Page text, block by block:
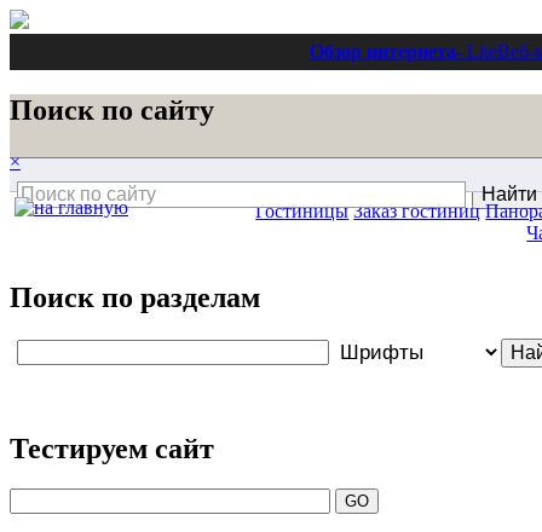
Обзор интернета- LiteВеб-
Поиск по сайту
×
Поиск по разделам
Тестируем сайт
Гостиницы Заказ гостиниц